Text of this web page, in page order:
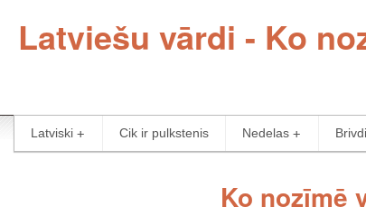
Latviešu vārdi - Ko
Latviski Cik ir pulkstenis Nedelas
Ko nozīmē